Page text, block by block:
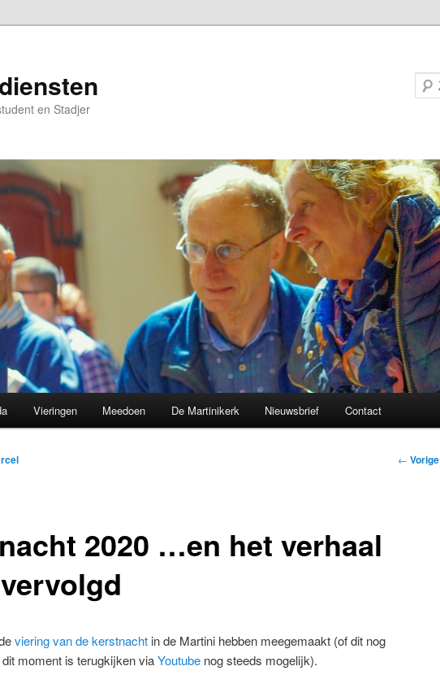
en Stadjer
Vieringen Meedoen De Martinikerk Nieuwsbrief Contact
Bericht
← Vorige
2020 …en het verhaal
viering van de kerstnachtin de Martini hebben meegemaakt (of dit nog
moment is terugkijken viaYoutubenog steeds mogelijk).